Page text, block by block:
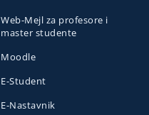
Web-Mejl za profesore i
master studente
Moodle
E-Student
E-Nastavnik